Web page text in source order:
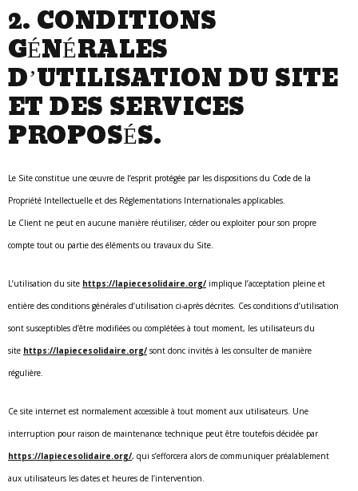
2. CONDITIONS
GÉNÉRALES
D’UTILISATION DU SITE
ET DES SERVICES
PROPOSÉS.
Le Site constitue une œuvre de l’esprit protégée par les dispositions du Code de la
Propriété Intellectuelle et des Réglementations Internationales applicables.
Le Client ne peut en aucune manière réutiliser, céder ou exploiter pour son propre
compte tout ou partie des éléments ou travaux du Site.
L’utilisation du site https://lapiecesolidaire.org/ implique l’acceptation pleine et
entière des conditions générales d’utilisation ci-après décrites. Ces conditions d’utilisation
sont susceptibles d’être modifiées ou complétées à tout moment, les utilisateurs du
site https://lapiecesolidaire.org/ sont donc invités à les consulter de manière
régulière.
Ce site internet est normalement accessible à tout moment aux utilisateurs. Une
interruption pour raison de maintenance technique peut être toutefois décidée par
https://lapiecesolidaire.org/, qui s’efforcera alors de communiquer préalablement
aux utilisateurs les dates et heures de l’intervention.